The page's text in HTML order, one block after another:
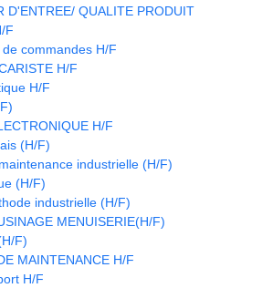
D'ENTREE/ QUALITE PRODUIT
F
commandes H/F
H/F
H/F
H/F
(H/F)
industrielle (H/F)
(H/F)
industrielle (H/F)
MENUISERIE(H/F)
F)
MAINTENANCE H/F
H/F